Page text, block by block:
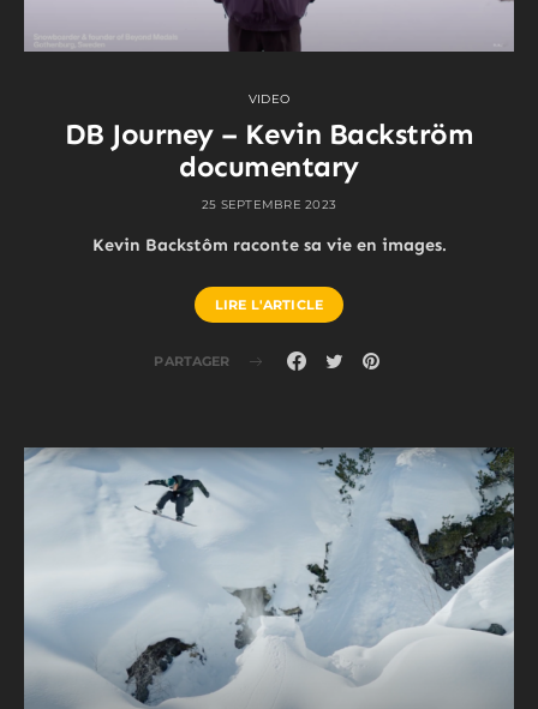
VIDEO
DB Journey – Kevin Backström
documentary
25 SEPTEMBRE 2023
Kevin Backstôm raconte sa vie en images.
LIRE L'ARTICLE
PARTAGER